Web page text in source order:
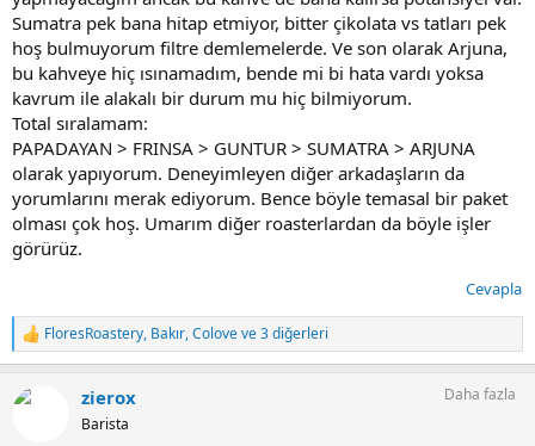
Sumatra pek bana hitap etmiyor, bitter çikolata vs tatları pek
hoş bulmuyorum filtre demlemelerde. Ve son olarak Arjuna,
bu kahveye hiç ısınamadım, bende mi bi hata vardı yoksa
kavrum ile alakalı bir durum mu hiç bilmiyorum.
Total sıralamam:
PAPADAYAN > FRINSA > GUNTUR > SUMATRA > ARJUNA
olarak yapıyorum. Deneyimleyen diğer arkadaşların da
yorumlarını merak ediyorum. Bence böyle temasal bir paket
olması çok hoş. Umarım diğer roasterlardan da böyle işler
görürüz.
Cevapla
T
e
k
FloresRoastery, Bakır,Coloveve 3 diğerleri
zierox
Barista
Daha fazla